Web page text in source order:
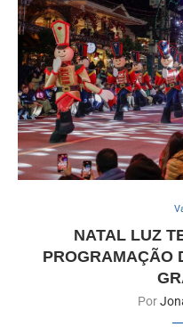
NATAL LUZ
PROGRAMAÇÃO
Por